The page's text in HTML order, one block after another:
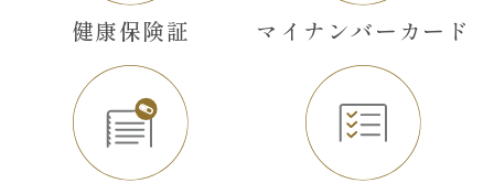
健康保険証 マイナンバー カード